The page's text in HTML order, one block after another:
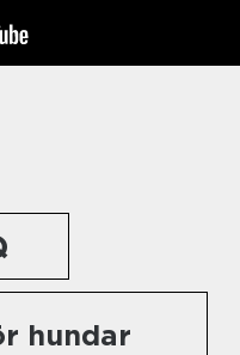
hundar